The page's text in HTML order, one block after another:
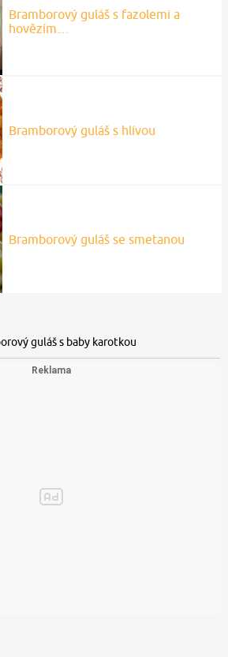
Bramborový guláš s fazolemi a
hovězím…
Bramborový guláš s hlívou
Bramborový guláš se smetanou
guláš s baby karotkou